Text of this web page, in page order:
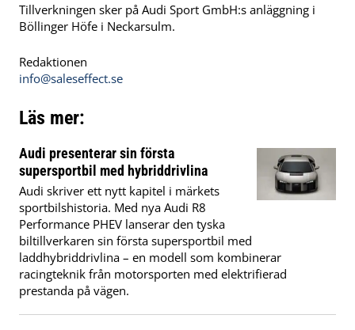
Tillverkningen sker på Audi Sport GmbH:s anläggning i
Böllinger Höfe i Neckarsulm.
Redaktionen
info@saleseffect.se
Läs mer:
Audi presenterar sin första
supersportbil med hybriddrivlina
Audi skriver ett nytt kapitel i märkets
sportbilshistoria. Med nya Audi R8
Performance PHEV lanserar den tyska
biltillverkaren sin första supersportbil med
laddhybriddrivlina – en modell som kombinerar
racingteknik från motorsporten med elektrifierad
prestanda på vägen.